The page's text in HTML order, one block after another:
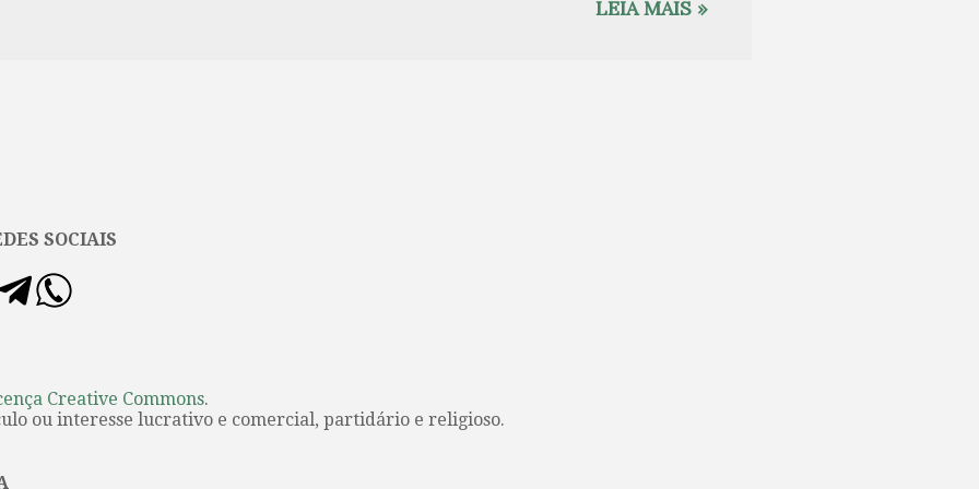
e sugere os passos a seguir, para que a retomada tenha maisLEIA MAIS »
SOCIAIS
Creative Commons.
ou interesse lucrativo e comercial, partidário e religioso.